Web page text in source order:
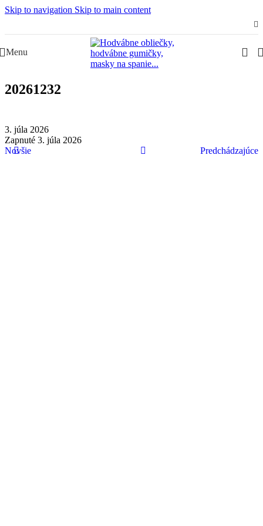
Skip to navigation Skip to main content
Menu
20261232
3. júla 2026
Zapnuté 3. júla 2026
Novšie
Predchádzajúce